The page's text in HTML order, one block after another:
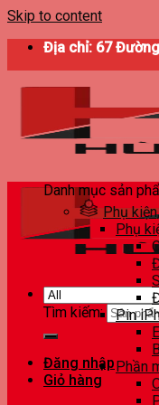
Skip to content
Địa chỉ: 67
Tìm kiếm:
Đăng nhập
Giỏ hàng
Danh mục sản
Phụ
Phụ
Pin
Phần